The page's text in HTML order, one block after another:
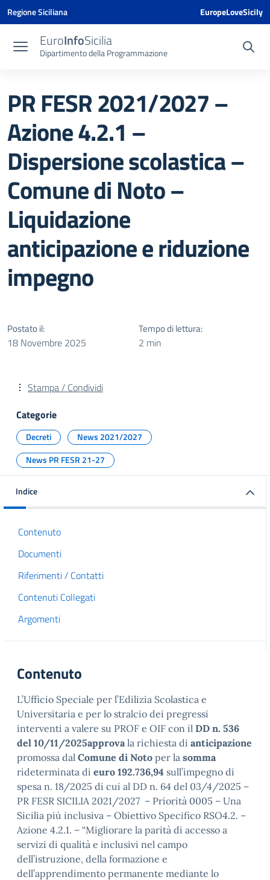
Vai ai contenuti
Vai al menu di navigazione
Vai al footer
Vai al banner delle Cookie Policy
Regione Siciliana EuropeLoveSicily
EuroInfoSicilia
Dipartimento della Programmazione
PR FESR 2021/2027 –
Azione 4.2.1 –
Dispersione scolastica –
Comune di Noto –
Liquidazione
anticipazione e riduzione
impegno
Postato il:
18 Novembre 2025
Tempo di lettura:
2 min
Stampa / Condividi
Categorie
Decreti
News 2021/2027
News PR FESR 21-27
Indice
Contenuto
Documenti
Riferimenti / Contatti
Contenuti Collegati
Argomenti
Contenuto
L’Ufficio Speciale per l’Edilizia Scolastica e
Universitaria e per lo stralcio dei pregressi
interventi a valere su PROF e OIF con il DD n. 536
del 10/11/2025approvala richiesta di anticipazione
promossa dal Comune di Noto per la somma
rideterminata di euro 192.736,94 sull’impegno di
spesa n. 18/2025 di cui al DD n. 64 del 03/4/2025 –
PR FESR SICILIA 2021/2027 – Priorità 0005 – Una
Sicilia più inclusiva – Obiettivo Specifico RSO4.2. –
Azione 4.2.1. – “Migliorare la parità di accesso a
servizi di qualità e inclusivi nel campo
dell’istruzione, della formazione e
dell’apprendimento permanente mediante lo